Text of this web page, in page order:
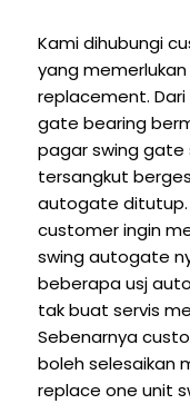
Kami dihubungi
yang
replacement.
gate bearing
pagar swing gate
tersangkut
autogate ditutup.
customer ingin
swing autogate
beberapa usj
tak buat servis
Sebenarnya
boleh selesaikan
replace one unit